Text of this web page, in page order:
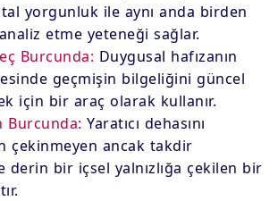
yorgunluk ile aynı anda birden
etme yeteneği sağlar.
Burcunda: Duygusal hafızanın
geçmişin bilgeliğini güncel
için bir araç olarak kullanır.
Burcunda: Yaratıcı dehasını
çekinmeyen ancak takdir
derin bir içsel yalnızlığa çekilen bir